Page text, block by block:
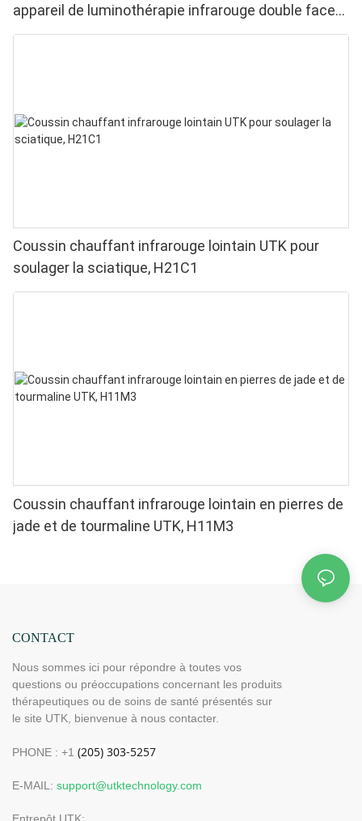
appareil de luminothérapie infrarouge double face
pour soulager les douleurs aux doigts et aux
Coussin chauffant infrarouge lointain UTK pour
soulager la sciatique, H21C1
Coussin chauffant infrarouge lointain en pierres de
jade et de tourmaline UTK, H11M3
CONTACT
Nous sommes ici pour répondre à toutes vos
questions ou préoccupations concernant les produits
thérapeutiques ou de soins de santé présentés sur
le site UTK, bienvenue à nous contacter.
PHONE : +1
E-MAIL: support@utktechnology.com